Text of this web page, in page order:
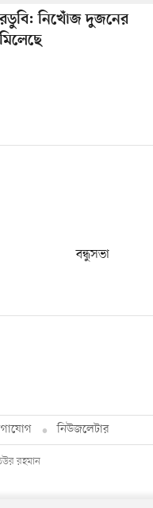
নিখোঁজ দুজনের
বন্ধুসভা
নিউজলেটার
রহমান